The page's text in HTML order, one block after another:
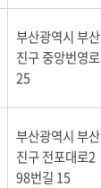
부산광역시 부산
진구 중앙번영로
25
부산광역시 부산
진구 전포대로2
98번길 15